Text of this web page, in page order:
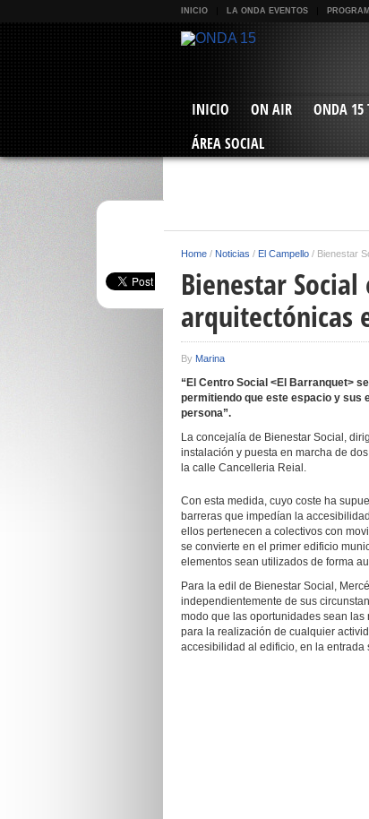
INICIO LA ONDA EVENTOS
INICIO ON AIR ONDA 15
ÁREA SOCIAL
Home / Noticias / El Campello / Bienestar
Bienestar
arquitectónicas
By Marina
“El Centro Social <El Barranquet>
permitiendo que este espacio y sus
persona”.
La concejalía de Bienestar Social,
instalación y puesta en marcha de
la calle Cancelleria Reial.
Con esta medida, cuyo coste ha
barreras que impedían la
ellos pertenecen a colectivos con
se convierte en el primer edificio
elementos sean utilizados de forma
Para la edil de Bienestar Social,
independientemente de sus
modo que las oportunidades sean
para la realización de cualquier
accesibilidad al edificio, en la